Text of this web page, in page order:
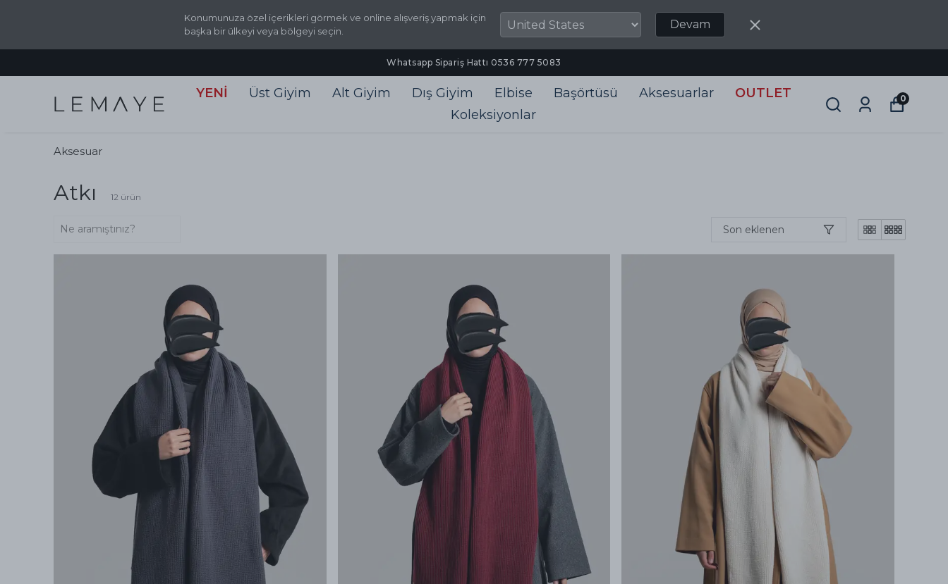
Konumunuza özel içerikleri görmek ve online alışveriş yapmak için
başka bir ülkeyi veya bölgeyi seçin.
Devam
Whatsapp Sipariş Hattı ‪0536 777 5083‬
YENİ Üst Giyim Alt Giyim Dış Giyim Elbise Başörtüsü Aksesuarlar
OUTLET
Koleksiyonlar
0
Aksesuar
Atkı 12 ürün
Son eklenen